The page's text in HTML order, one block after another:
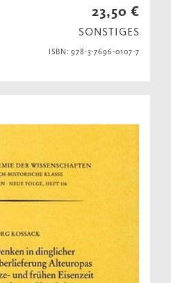
23,50 €
SONSTIGES
ISBN: 978-3-7696-0107-7